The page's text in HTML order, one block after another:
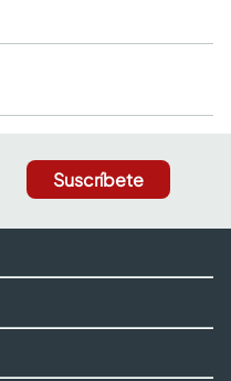
Suscríbete